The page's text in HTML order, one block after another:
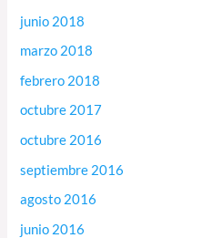
junio 2018
marzo 2018
febrero 2018
octubre 2017
octubre 2016
septiembre 2016
agosto 2016
junio 2016